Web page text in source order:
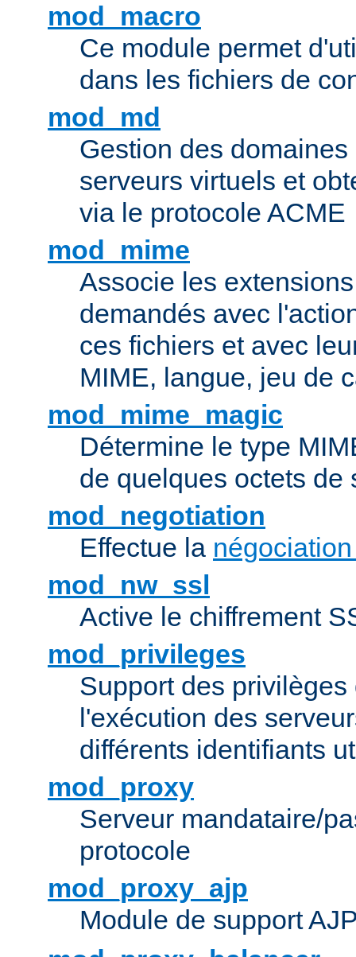
mod_macro
Ce module permet
dans les fichiers de
mod_md
Gestion des
serveurs virtuels et
via le protocole ACME
mod_mime
Associe les
demandés avec
ces fichiers et avec
MIME, langue, jeu de
mod_mime_magic
Détermine le type
de quelques octets de
mod_negotiation
Effectue la
mod_nw_ssl
Active le chiffrement
mod_privileges
Support des
l'exécution des
différents identifiants
mod_proxy
Serveur mandataire/
protocole
mod_proxy_ajp
Module de support